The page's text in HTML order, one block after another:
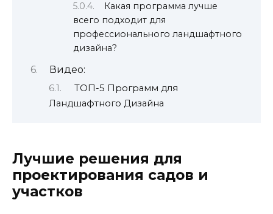
Какая программа лучше
всего подходит для
профессионального ландшафтного
дизайна?
Видео:
ТОП-5 Программ для
Ландшафтного Дизайна
Лучшие решения для
проектирования садов и
участков